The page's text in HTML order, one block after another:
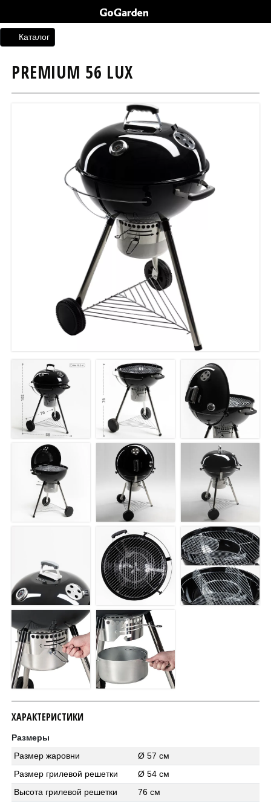
Каталог
PREMIUM 56 LUX
ХАРАКТЕРИСТИКИ
Размеры
Размер жаровни
Ø 57 см
Размер грилевой решетки
Ø 54 см
Высота грилевой решетки
76 см